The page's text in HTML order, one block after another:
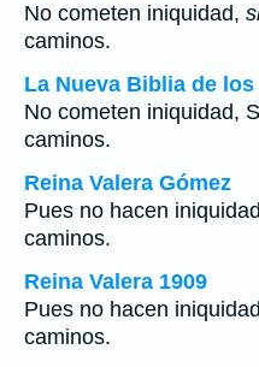
No cometen iniquidad,
caminos.
La Nueva Biblia de
No cometen iniquidad,
caminos.
Reina Valera Gómez
Pues no hacen
caminos.
Reina Valera 1909
Pues no hacen
caminos.